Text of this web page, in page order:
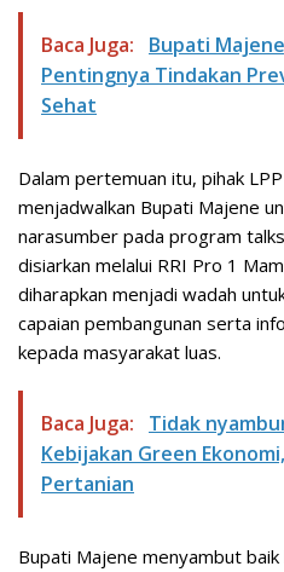
Baca Juga:
Bupati
Pentingnya Tindakan
Sehat
Dalam pertemuan itu, pihak
menjadwalkan Bupati Majene
narasumber pada program
disiarkan melalui RRI Pro 1
diharapkan menjadi wadah
capaian pembangunan serta
kepada masyarakat luas.
Baca Juga:
Tidak
Kebijakan Green
Pertanian
Bupati Majene menyambut